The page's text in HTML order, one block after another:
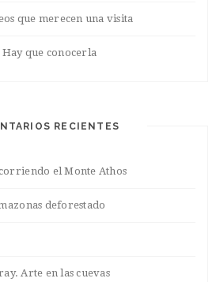
que merecen una visita
que conocerla
RECIENTES
el Monte Athos
deforestado
Arte en las cuevas